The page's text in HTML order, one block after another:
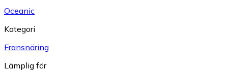
Oceanic
Kategori
Fransnäring
Lämplig för